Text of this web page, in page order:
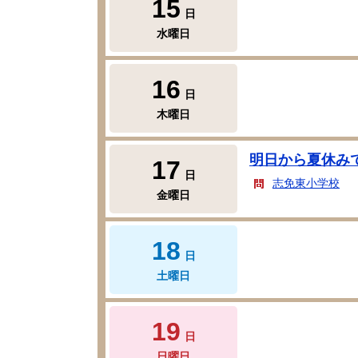
15 日
水曜日
16 日
木曜日
17 日
金曜日
明日から夏休み
志免東小学校
18 日
土曜日
19 日